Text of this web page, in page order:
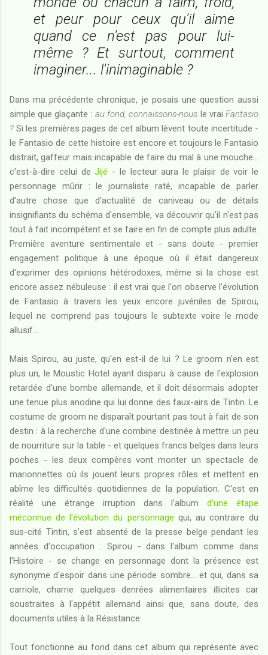
et peur pour ceux qu'il aime
quand ce n'est pas pour lui-
même ? Et surtout, comment
imaginer... l'inimaginable ?
Dans ma précédente chronique, je posais une question aussi
simple que glaçante : au fond, connaissons-nous le vrai Fantasio
? Si les premières pages de cet album lèvent toute incertitude -
le Fantasio de cette histoire est encore et toujours le Fantasio
distrait, gaffeur mais incapable de faire du mal à une mouche...
c'est-à-dire celui deJijé - le lecteur aura le plaisir de voir le
personnage mûrir : le journaliste raté, incapable de parler
d'autre chose que d'actualité de caniveau ou de détails
insignifiants du schéma d'ensemble, va découvrir qu'il n'est pas
tout à fait incompétent et se faire en fin de compte plus adulte.
Première aventure sentimentale et - sans doute - premier
engagement politique à une époque où il était dangereux
d'exprimer des opinions hétérodoxes, même si la chose est
encore assez nébuleuse : il est vrai que l'on observe l'évolution
de Fantasio à travers les yeux encore juvéniles de Spirou,
lequel ne comprend pas toujours le subtexte voire le mode
allusif...
Mais Spirou, au juste, qu'en est-il de lui ? Le groom n'en est
plus un, le Moustic Hotel ayant disparu à cause de l'explosion
retardée d'une bombe allemande, et il doit désormais adopter
une tenue plus anodine qui lui donne des faux-airs de Tintin. Le
costume de groom ne disparaît pourtant pas tout à fait de son
destin : à la recherche d'une combine destinée à mettre un peu
de nourriture sur la table - et quelques francs belges dans leurs
poches - les deux compères vont monter un spectacle de
marionnettes où ils jouent leurs propres rôles et mettent en
abîme les difficultés quotidiennes de la population. C'est en
réalité une étrange irruption dans l'album d'une étape
méconnue de l'évolution du personnage qui, au contraire du
sus-cité Tintin, s'est absenté de la presse belge pendant les
années d'occupation : Spirou - dans l'album comme dans
l'Histoire - se change en personnage dont la présence est
synonyme d'espoir dans une période sombre... et qui, dans sa
carriole, charrie quelques denrées alimentaires illicites car
soustraites à l'appétit allemand ainsi que, sans doute, des
documents utiles à la Résistance.
Tout fonctionne au fond dans cet album qui représente avec